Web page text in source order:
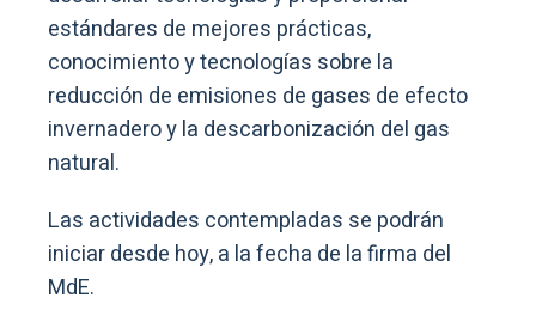
estándares de mejores prácticas,
conocimiento y tecnologías sobre la
reducción de emisiones de gases de efecto
invernadero y la descarbonización del gas
natural.
Las actividades contempladas se podrán
iniciar desde hoy, a la fecha de la firma del
MdE.